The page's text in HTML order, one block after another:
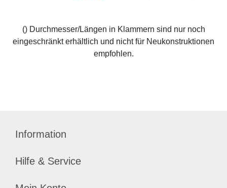
() Durchmesser/Längen in Klammern sind nur noch
eingeschränkt erhältlich und nicht für Neukonstruktionen
empfohlen.
Information
Hilfe & Service